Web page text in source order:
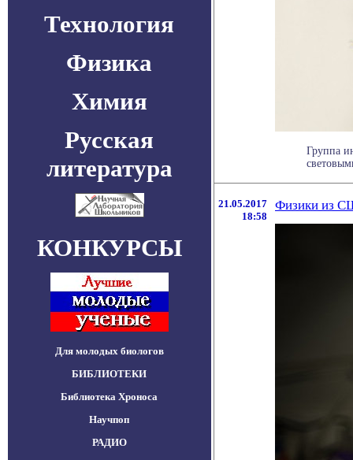
Технология
Физика
Химия
Русская
литература
КОНКУРСЫ
Для молодых биологов
БИБЛИОТЕКИ
Библиотека Хроноса
Научпоп
РАДИО
Группа
21.05.2017
18:58
Физики из